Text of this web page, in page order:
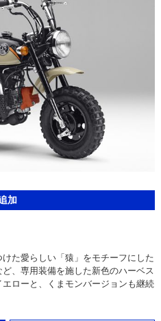
加
た愛らしい「猿」をモチーフにした
、専用装備を施した新色のハーベス
ローと、くまモンバージョンも継続